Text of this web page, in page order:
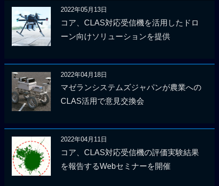
2022年05月13日
コア、CLAS対応受信機を活用したドロ
ーン向けソリューションを提供
2022年04月18日
マゼランシステムズジャパンが農業への
CLAS活用で意見交換会
2022年04月11日
コア、CLAS対応受信機の評価実験結果
を報告するWebセミナーを開催